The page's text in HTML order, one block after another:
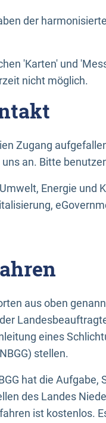
der
'Karten' und
nicht möglich.
Zugang
an. Bitte
Energie und
aus oben
eines
stellen.
hat die
des Landes
ist kostenlos.